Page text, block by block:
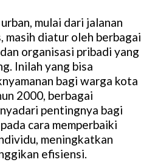
mulai dari jalanan
masih diatur oleh berbagai
organisasi pribadi yang
Inilah yang bisa
bagi warga kota
2000, berbagai
pentingnya bagi
cara memperbaiki
meningkatkan
efisiensi.